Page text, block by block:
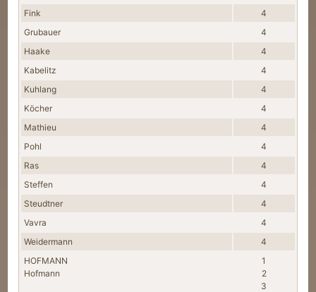
Fink
4
Grubauer
4
Haake
4
Kabelitz
4
Kuhlang
4
Köcher
4
Mathieu
4
Pohl
4
Ras
4
Steffen
4
Steudtner
4
Vavra
4
Weidermann
4
HOFMANN
Hofmann
1
2
3